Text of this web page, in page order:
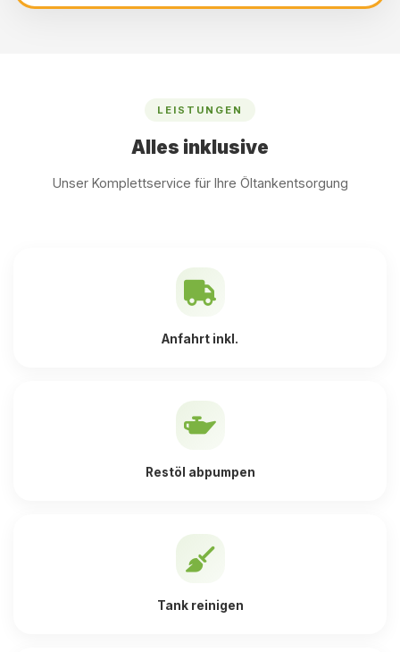
LEISTUNGEN
Alles inklusive
Unser Komplettservice für Ihre Öltankentsorgung
Anfahrt inkl.
Restöl abpumpen
Tank reinigen